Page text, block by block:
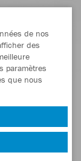
de nos
des
paramètres
que nous